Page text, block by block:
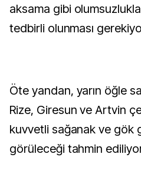
aksama gibi
tedbirli olunması
Öte yandan, yarın öğle
Rize, Giresun ve Artvin
kuvvetli sağanak ve gök
görüleceği tahmin